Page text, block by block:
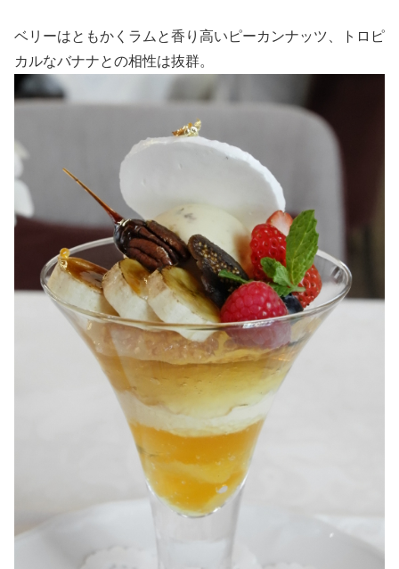
ベリーはともかくラムと香り高いピーカンナッツ、トロピ
カルなバナナとの相性は抜群。